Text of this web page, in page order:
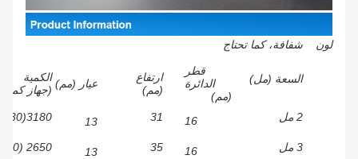
لون شفافة، كما تحتاج
السعة (مل)
قطر
الدائرة
(مم)
ارتفاع
(مم)
عيار (مم) الكمية
(جهاز
2 مل 16
31
13
3180(530×6)
3 مل 16
35
13
2650 (530 × 5)